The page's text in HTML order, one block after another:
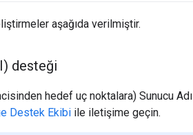
aşağıda verilmiştir.
desteği
hedef uç noktalara) Sunucu
Destek Ekibi ile iletişime geçin.